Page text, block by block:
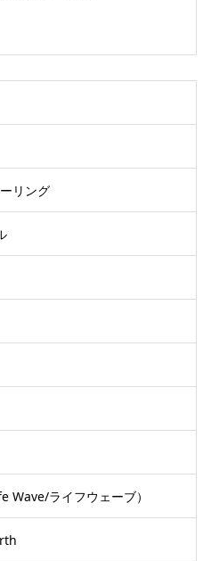
リング
Wave/ライフウェーブ）